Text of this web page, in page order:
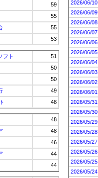
59
55
55
53
フト
51
50
50
49
48
48
48
46
44
44
2026/06/10
2026/06/09
2026/06/08
2026/06/07
2026/06/06
2026/06/05
2026/06/04
2026/06/03
2026/06/02
2026/06/01
2026/05/31
2026/05/30
2026/05/29
2026/05/28
2026/05/27
2026/05/26
2026/05/25
2026/05/24